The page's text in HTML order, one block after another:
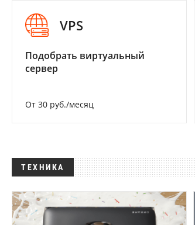
VPS
Подобрать виртуальный
сервер
От 30 руб./месяц
ТЕХНИКА